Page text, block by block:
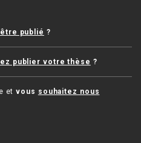
publié ?
publier votre thèse ?
etvous souhaitez nous